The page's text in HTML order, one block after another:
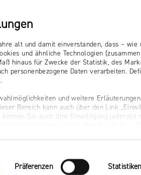
alt und damit einverstanden, dass – wie
und ähnliche Technologien
hinaus für Zwecke der Statistik, des
personenbezogene Daten verarbeiten.
und weitere
Bereich kann auch über den Link
können Sie auch Ihre Einwilligung
Präferenzen Statistiken